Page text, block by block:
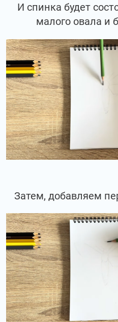
И спинка будет
малого овала и
Затем, добавляем